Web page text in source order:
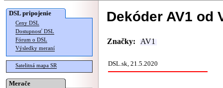
DSL pripojenie
Ceny DSL
Dostupnosť DSL
Fórum o DSL
Výsledky meraní
Satelitná mapa SR
Merače
Dekóder AV1 od
Značky: AV1
DSL.sk, 21.5.2020